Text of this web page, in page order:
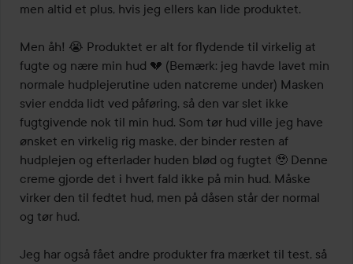
men altid et plus, hvis jeg ellers kan lide produktet.
Men åh! 😭 Produktet er alt for flydende til virkelig at
fugte og nære min hud 💔 (Bemærk: jeg havde lavet min
normale hudplejerutine uden natcreme under) Masken
svier endda lidt ved påføring, så den var slet ikke
fugtgivende nok til min hud. Som tør hud ville jeg have
ønsket en virkelig rig maske, der binder resten af
hudplejen og efterlader huden blød og fugtet 🥹 Denne
creme gjorde det i hvert fald ikke på min hud. Måske
virker den til fedtet hud, men på dåsen står der normal
og tør hud.
Jeg har også fået andre produkter fra mærket til test, så